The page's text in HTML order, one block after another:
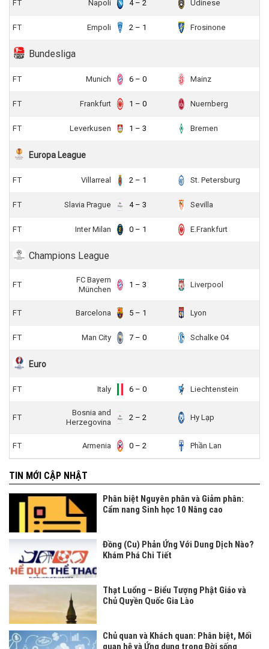
FT Napoli 4 – 2 Udinese
FT Empoli 2 – 1 Frosinone
Bundesliga
FT Munich 6 – 0 Mainz
FT Frankfurt 1 – 0 Nuernberg
FT Leverkusen 1 – 3 Bremen
Europa League
FT Villarreal 2 – 1 St. Petersburg
FT Slavia Prague 4 – 3 Sevilla
FT Inter Milan 0 – 1 E.Frankfurt
Champions League
FT
FC Bayern
München
1 – 3 Liverpool
FT Barcelona 5 – 1 Lyon
FT Man City 7 – 0 Schalke 04
Euro
FT Italy 6 – 0 Liechtenstein
FT
Bosnia and
Herzegovina
2 – 2 Hy Lạp
FT Armenia 0 – 2 Phần Lan
TIN MỚI CẬP NHẬT
Phân biệt Nguyên phân và Giảm phân:
Cẩm nang Sinh học 10 Nâng cao
Đồng (Cu) Phản Ứng Với Dung Dịch Nào?
Khám Phá Chi Tiết
Thạt Luổng – Biểu Tượng Phật Giáo và
Chủ Quyền Quốc Gia Lào
Chủ quan và Khách quan: Phân biệt, Mối
quan hệ và Ứng dụng trong Đời sống